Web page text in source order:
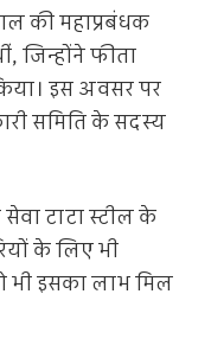
की महाप्रबंधक
जिन्होंने फीता
इस अवसर पर
समिति के सदस्य
टाटा स्टील के
के लिए भी
इसका लाभ मिल